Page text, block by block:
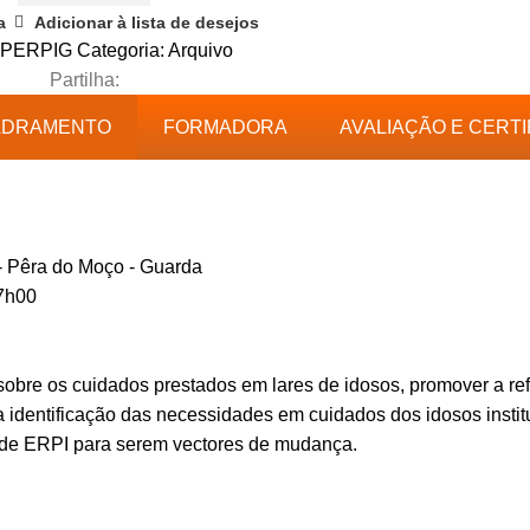
Adicionar à lista de desejos
Categoria: Arquivo
Partilha:
FORMADORA AVALIAÇÃO E
do Moço - Guarda
os cuidados prestados em lares de idosos, promover a
das necessidades em cuidados dos idosos
ERPI para serem vectores de mudança.